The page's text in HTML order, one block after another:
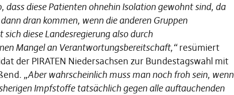
diese Patienten ohnehin Isolation gewohnt sind, da
dran kommen, wenn die anderen Gruppen
diese Landesregierung also durch
Mangel an Verantwortungsbereitschaft,“resümiert
der PIRATEN Niedersachsen zur Bundestagswahl mit
„Aber wahrscheinlich muss man noch froh sein, wenn
Impfstoffe tatsächlich gegen alle auftauchenden